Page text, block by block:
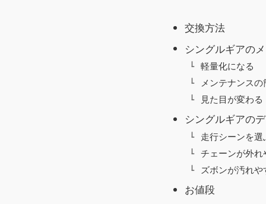
交換方法
シングルギアの
軽量化になる
メンテナンスの
見た目が変わる
シングルギアの
走行シーンを選
チェーンが外れ
ズボンが汚れや
お値段